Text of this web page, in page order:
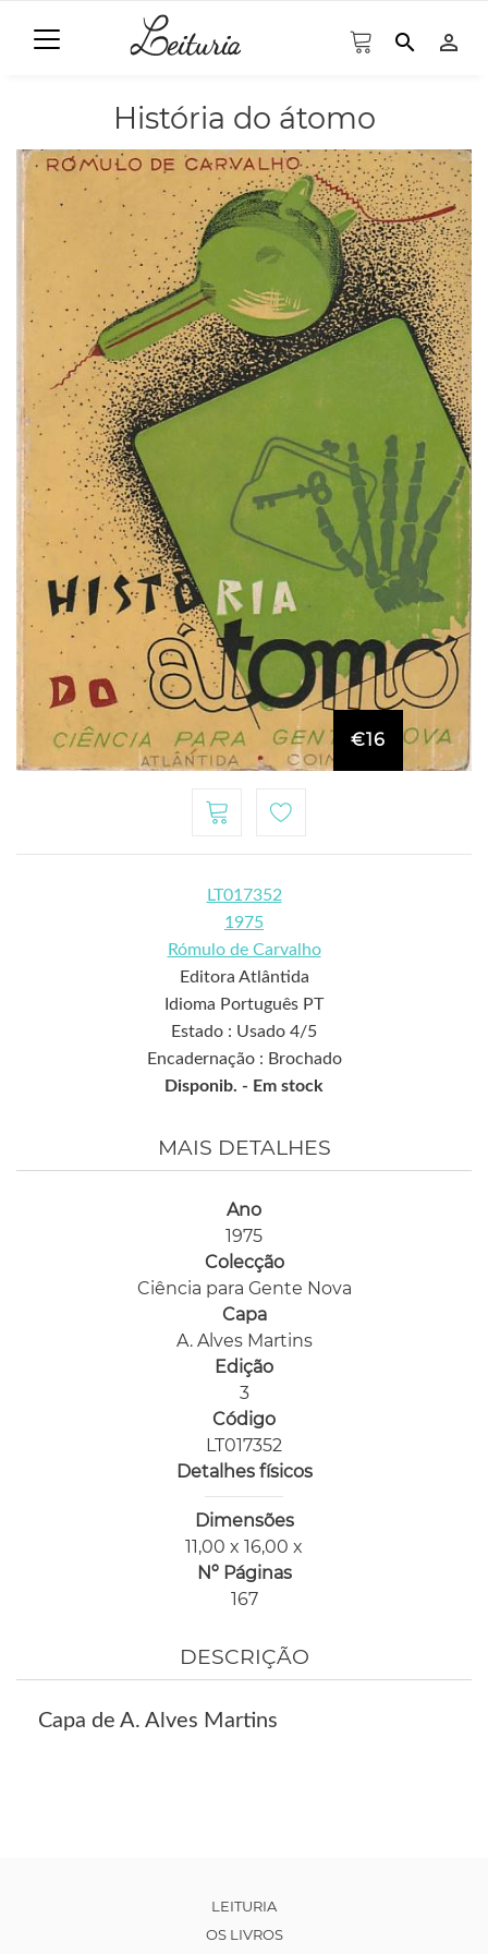
search person_outline
História do átomo
€16
LT017352
1975
Rómulo de Carvalho
Editora Atlântida
Idioma Português PT
Estado : Usado 4/5
Encadernação : Brochado
Disponib. - Em stock
MAIS DETALHES
Ano
1975
Colecção
Ciência para Gente Nova
Capa
A. Alves Martins
Edição
3
Código
LT017352
Detalhes físicos
Dimensões
11,00 x 16,00 x
Nº Páginas
167
DESCRIÇÃO
Capa de A. Alves Martins
LEITURIA
OS LIVROS